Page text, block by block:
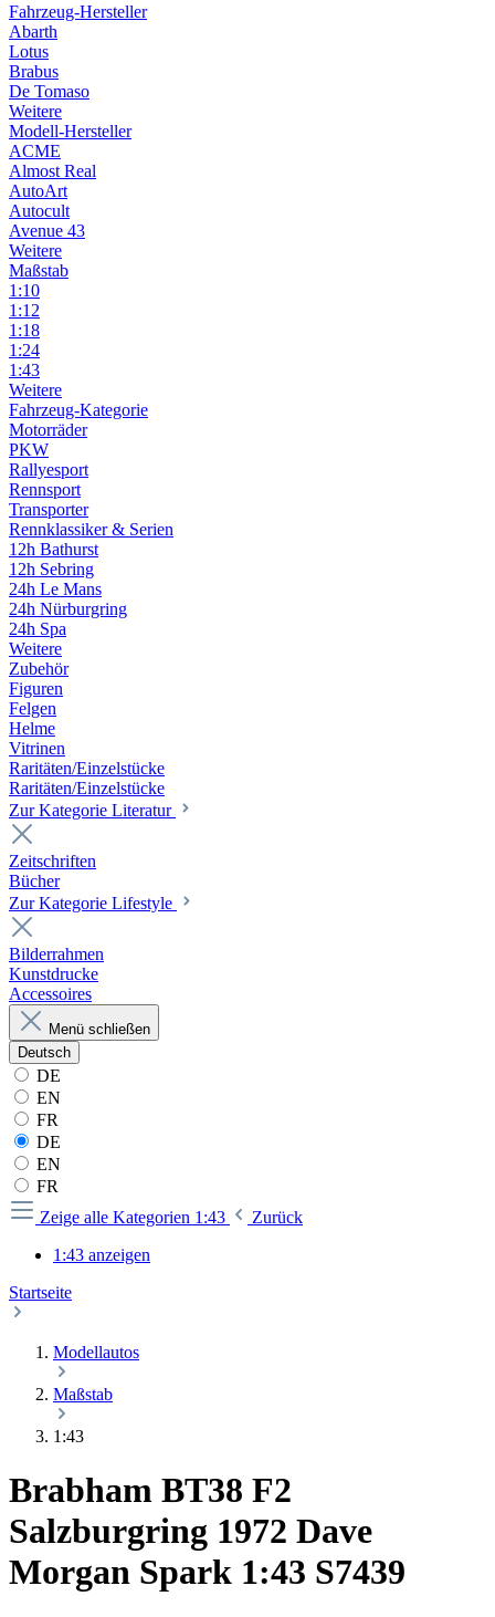
Fahrzeug-Hersteller
Abarth
Lotus
Brabus
De Tomaso
Weitere
Modell-Hersteller
ACME
Almost Real
AutoArt
Autocult
Avenue 43
Weitere
Maßstab
1:10
1:12
1:18
1:24
1:43
Weitere
Fahrzeug-Kategorie
Motorräder
PKW
Rallyesport
Rennsport
Transporter
Rennklassiker & Serien
12h Bathurst
12h Sebring
24h Le Mans
24h Nürburgring
24h Spa
Weitere
Zubehör
Figuren
Felgen
Helme
Vitrinen
Raritäten/Einzelstücke
Raritäten/Einzelstücke
Zur Kategorie Literatur
Zeitschriften
Bücher
Zur Kategorie Lifestyle
Bilderrahmen
Kunstdrucke
Accessoires
Menü schließen
Deutsch
DE
EN
FR
DE
EN
FR
Zeige alle Kategorien 1:43
Zurück
1:43 anzeigen
Startseite
Modellautos
Maßstab
1:43
Brabham BT38 F2
Salzburgring 1972 Dave
Morgan Spark 1:43 S7439